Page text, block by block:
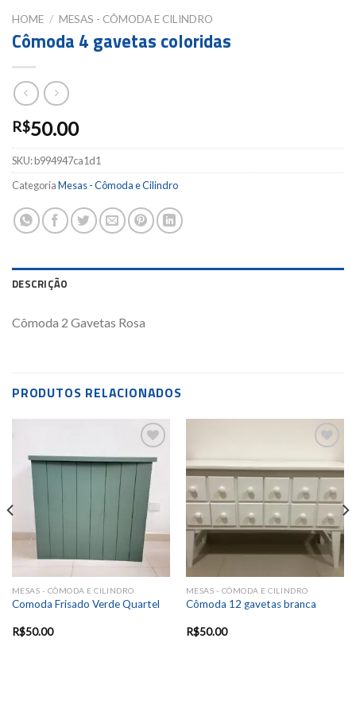
HOME / MESAS - CÔMODA E CILINDRO
Cômoda 4 gavetas coloridas
R$50.00
SKU:b994947ca1d1
CategoriaMesas - Cômoda e Cilindro
DESCRIÇÃO
Cômoda 2 Gavetas Rosa
PRODUTOS RELACIONADOS
Add to
wishlist
MESAS - CÔMODA E CILINDRO
Comoda Frisado Verde Quartel
R$50.00
wishlist
MESAS - CÔMODA E CILINDRO
Cômoda 12 gavetas branca
R$50.00